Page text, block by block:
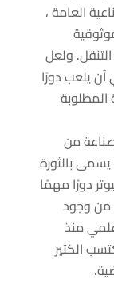
العامة ،
ولعل
يلعب دورًا
من
بالثورة
دورًا مهمًا
من وجود
منذ
الكثير